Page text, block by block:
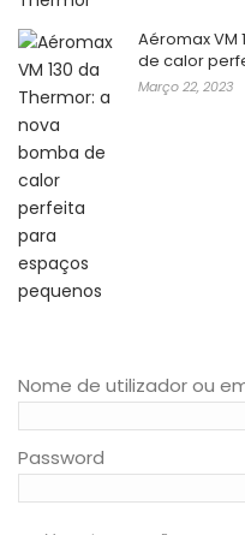
Aéromax VM
de calor
Março 22, 2023
Nome de utilizador ou
Password